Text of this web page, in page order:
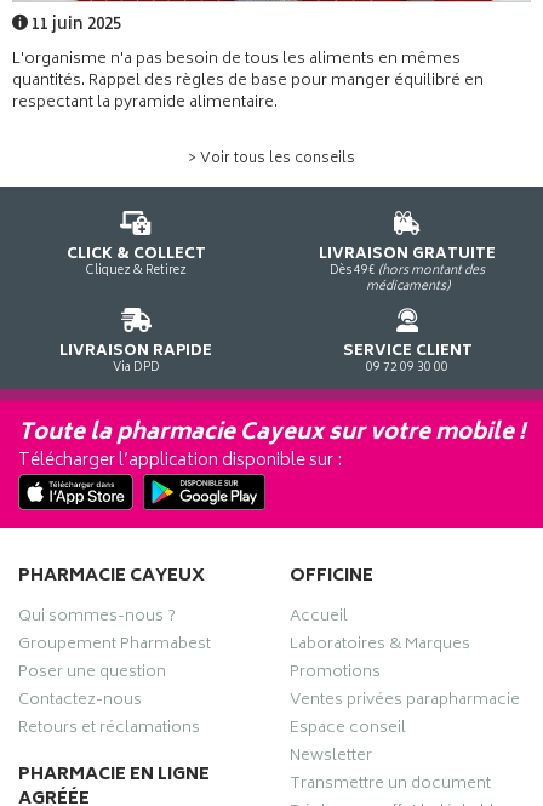
11 juin 2025
L'organisme n'a pas besoin de tous les aliments en mêmes
quantités. Rappel des règles de base pour manger équilibré en
respectant la pyramide alimentaire.
> Voir tous les conseils
CLICK & COLLECT
Cliquez & Retirez
LIVRAISON GRATUITE
Dès 49€ (hors montant des
médicaments)
LIVRAISON RAPIDE
Via DPD
SERVICE CLIENT
09 72 09 30 00
Toute la pharmacie Cayeux sur votre mobile !
Télécharger l’application disponible sur :
PHARMACIE CAYEUX
Qui sommes-nous ?
Groupement Pharmabest
Poser une question
Contactez-nous
Retours et réclamations
PHARMACIE EN LIGNE
AGRÉÉE
OFFICINE
Accueil
Laboratoires & Marques
Promotions
Ventes privées parapharmacie
Espace conseil
Newsletter
Transmettre un document